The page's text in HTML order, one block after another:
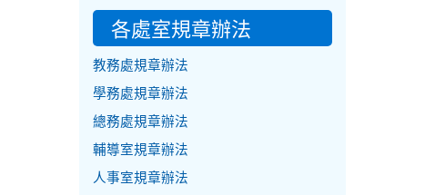
各處室規章辦法
教務處規章辦法
學務處規章辦法
總務處規章辦法
輔導室規章辦法
人事室規章辦法